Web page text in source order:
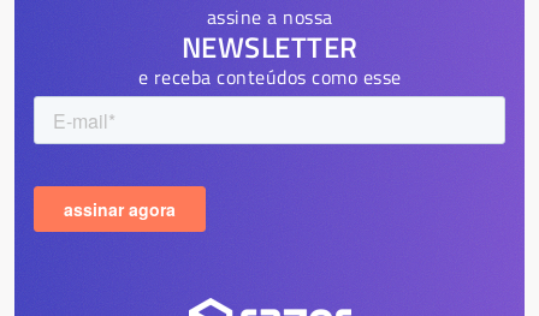
assine a nossa
NEWSLETTER
e receba conteúdos como esse